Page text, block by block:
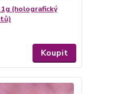
(holografický
Koupit